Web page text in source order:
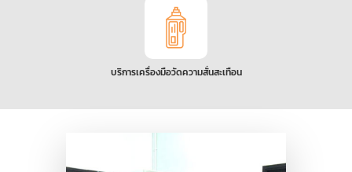
บริการเครื่องมือวัดความสั่นสะเทือน